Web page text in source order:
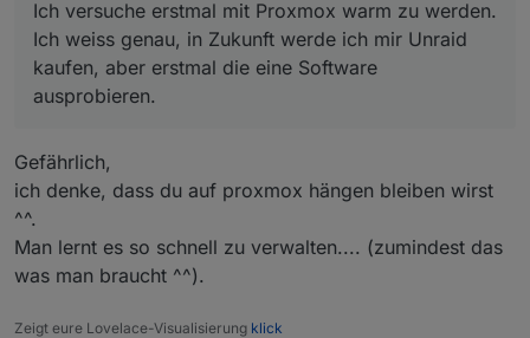
Ich bin Windoof Kind. Da kenne ich mich
einigermassen aus, wie bekomme ich für Proxmox
ne SSD komplett nackig?
Momentan ist WIN11 drauf.
Hab zum Basteln nen Desktop PC geschossen und
Ich versuche erstmal mit Proxmox warm zu werden.
Ich weiss genau, in Zukunft werde ich mir Unraid
kaufen, aber erstmal die eine Software
ausprobieren.
Gefährlich,
ich denke, dass du auf proxmox hängen bleiben wirst
^^.
Man lernt es so schnell zu verwalten.... (zumindest das
was man braucht ^^).
Zeigt eure Lovelace-Visualisierung klick